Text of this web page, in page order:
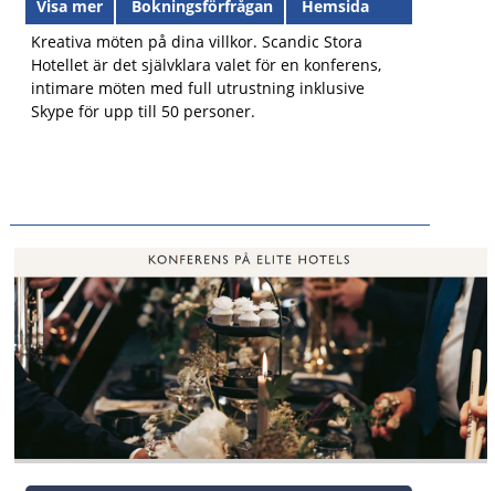
Visa mer
Bokningsförfrågan
Hemsida
Kreativa möten på dina villkor. Scandic Stora
Hotellet är det självklara valet för en konferens,
intimare möten med full utrustning inklusive
Skype för upp till 50 personer.